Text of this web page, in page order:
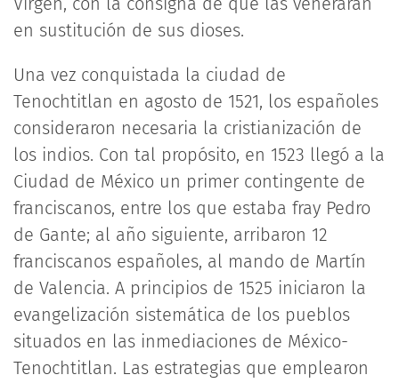
en sustitución de sus dioses.
Una vez conquistada la ciudad de
Tenochtitlan en agosto de 1521, los españoles
consideraron necesaria la cristianización de
los indios. Con tal propósito, en 1523 llegó a la
Ciudad de México un primer contingente de
franciscanos, entre los que estaba fray Pedro
de Gante; al año siguiente, arribaron 12
franciscanos españoles, al mando de Martín
de Valencia. A principios de 1525 iniciaron la
evangelización sistemática de los pueblos
situados en las inmediaciones de México-
Tenochtitlan. Las estrategias que emplearon